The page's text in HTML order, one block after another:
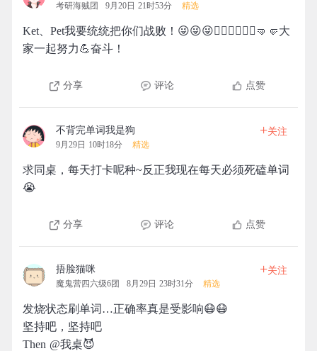
考研海贼团 9月20日 21时53分 精选
Ket、Pet我要统统把你们战败！😜😜😜💁🏻‍♂️💁🏻‍♂️🤜🤛大
家一起努力💪奋斗！
分享 评论 点赞
不背完单词我是狗
9月29日 10时18分 精选
+关注
求同桌，每天打卡呢种~反正我现在每天必须死磕单词
😭
分享 评论 点赞
捂脸猫咪
魔鬼营四六级6团 8月29日 23时31分 精选
+关注
发烧状态刷单词…正确率真是受影响😷😷
坚持吧，坚持吧
Then @我桌😈